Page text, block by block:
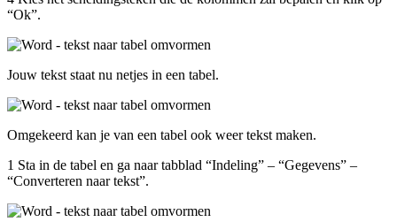
“Ok”.
Afbeelding
Jouw tekst staat nu netjes in een tabel.
Afbeelding
Omgekeerd kan je van een tabel ook weer tekst maken.
1 Sta in de tabel en ga naar tabblad “Indeling” – “Gegevens” –
“Converteren naar tekst”.
Afbeelding